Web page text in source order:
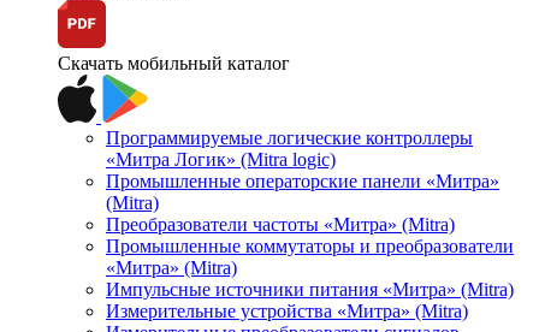
Скачать мобильный каталог
Программируемые логические контроллеры
«Митра Логик» (Mitra logic)
Промышленные операторские панели «Митра»
(Mitra)
Преобразователи частоты «Митра» (Mitra)
Промышленные коммутаторы и преобразователи
«Митра» (Mitra)
Импульсные источники питания «Митра» (Mitra)
Измерительные устройства «Митра» (Mitra)